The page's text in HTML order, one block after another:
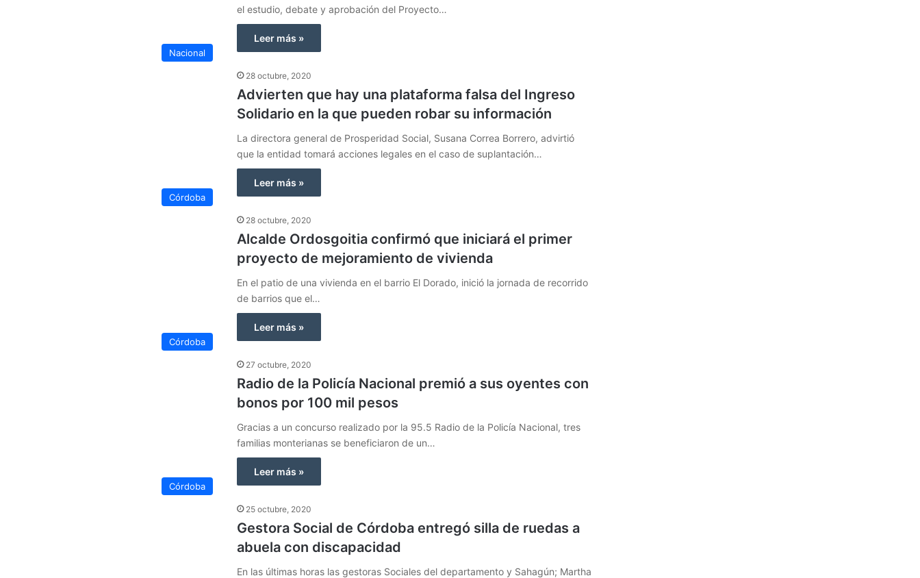
el estudio, debate y aprobación del Proyecto…
Leer más »
Nacional
28 octubre, 2020
Advierten que hay una plataforma falsa del Ingreso
Solidario en la que pueden robar su información
La directora general de Prosperidad Social, Susana Correa Borrero, advirtió
que la entidad tomará acciones legales en el caso de suplantación…
Leer más »
Córdoba
28 octubre, 2020
Alcalde Ordosgoitia confirmó que iniciará el primer
proyecto de mejoramiento de vivienda
En el patio de una vivienda en el barrio El Dorado, inició la jornada de recorrido
de barrios que el…
Leer más »
Córdoba
27 octubre, 2020
Radio de la Policía Nacional premió a sus oyentes con
bonos por 100 mil pesos
Gracias a un concurso realizado por la 95.5 Radio de la Policía Nacional, tres
familias monterianas se beneficiaron de un…
Leer más »
Córdoba
25 octubre, 2020
Gestora Social de Córdoba entregó silla de ruedas a
abuela con discapacidad
En las últimas horas las gestoras Sociales del departamento y Sahagún; Martha